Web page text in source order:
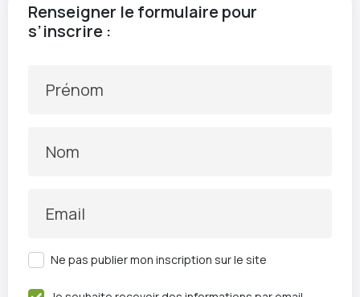
Renseigner le formulaire pour
s’inscrire :
Prénom
Nom
Email
Ne pas publier mon inscription sur le site